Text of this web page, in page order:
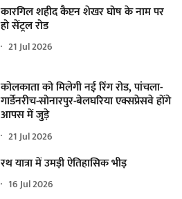
कारगिल शहीद कैप्टन शेखर घोष के नाम पर
हो सेंट्रल रोड
21 Jul 2026
कोलकाता को मिलेगी नई रिंग रोड, पांचला-
गार्डेनरीच-सोनारपुर-बेलघरिया एक्सप्रेसवे होंगे
आपस में जुड़े
21 Jul 2026
रथ यात्रा में उमड़ी ऐतिहासिक भीड़
16 Jul 2026